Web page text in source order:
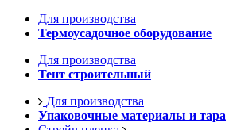
Для производства
Термоусадочное оборудование
Для производства
Тент строительный
Для производства
Упаковочные материалы и тара